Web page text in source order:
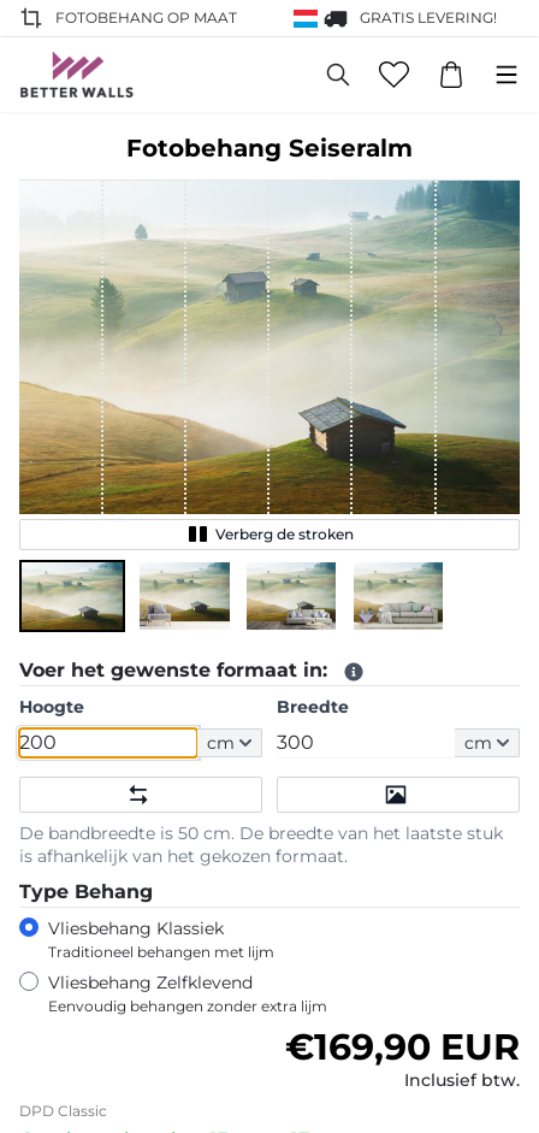
FOTOBEHANG OP MAAT GRATIS LEVERING!
Fotobehang Seiseralm
Verberg de stroken
Voer het gewenste formaat in:
Hoogte
cm
Breedte
cm
De bandbreedte is 50 cm. De breedte van het laatste stuk
is afhankelijk van het gekozen formaat.
Type Behang
Vliesbehang Klassiek
Traditioneel behangen met lijm
Vliesbehang Zelfklevend
Eenvoudig behangen zonder extra lijm
Normale prijs
€169,90 EUR
Inclusief btw.
DPD Classic